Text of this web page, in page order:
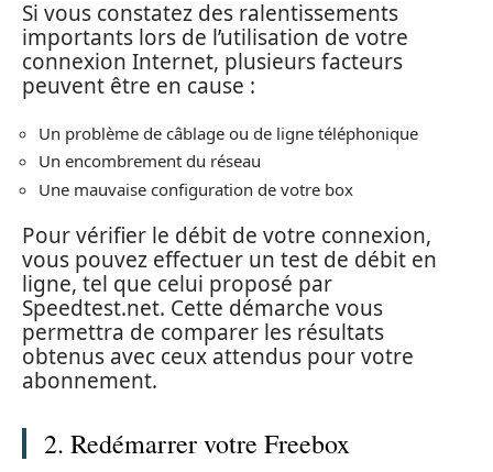
Si vous constatez des ralentissements
importants lors de l’utilisation de votre
connexion Internet, plusieurs facteurs
peuvent être en cause :
Un problème de câblage ou de ligne téléphonique
Un encombrement du réseau
Une mauvaise configuration de votre box
Pour vérifier le débit de votre connexion,
vous pouvez effectuer un test de débit en
ligne, tel que celui proposé par
Speedtest.net. Cette démarche vous
permettra de comparer les résultats
obtenus avec ceux attendus pour votre
abonnement.
2. Redémarrer votre Freebox